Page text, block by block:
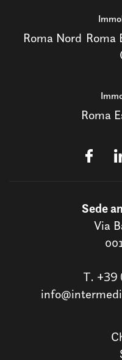
Roma Nord Roma
Roma
Sede
Via
T. +39